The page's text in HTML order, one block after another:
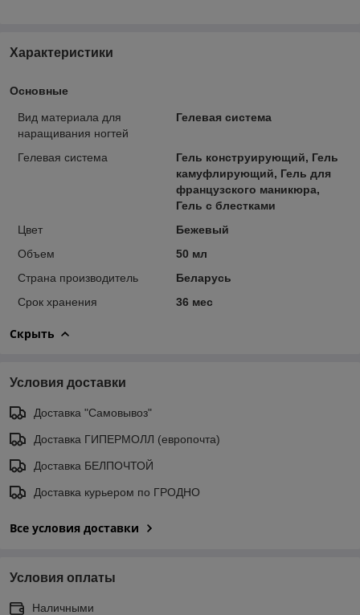
Характеристики
Основные
Вид материала для
наращивания ногтей
Гелевая система
Гелевая система
Гель конструирующий, Гель
камуфлирующий, Гель для
французского маникюра,
Гель с блестками
Цвет
Бежевый
Объем
50 мл
Страна производитель
Беларусь
Срок хранения
36 мес
Скрыть
Условия доставки
Доставка "Самовывоз"
Доставка ГИПЕРМОЛЛ (европочта)
Доставка БЕЛПОЧТОЙ
Доставка курьером по ГРОДНО
Все условия доставки
Условия оплаты
Наличными